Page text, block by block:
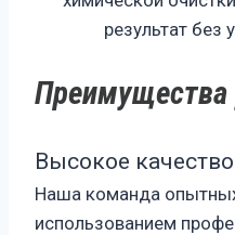
результат без
Преимущества
Высокое
Наша команда
использованием